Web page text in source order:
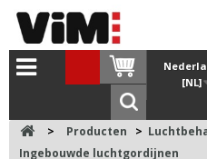
[NL]
> Producten >
Ingebouwde luchtgordijnen